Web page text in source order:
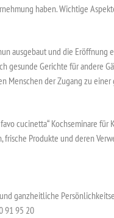
haben. Wichtige
ausgebaut und die Eröffnung
gesunde Gerichte für andere
Menschen der Zugang zu
cucinetta“ Kochseminare
frische Produkte und deren
ganzheitliche
91 95 20